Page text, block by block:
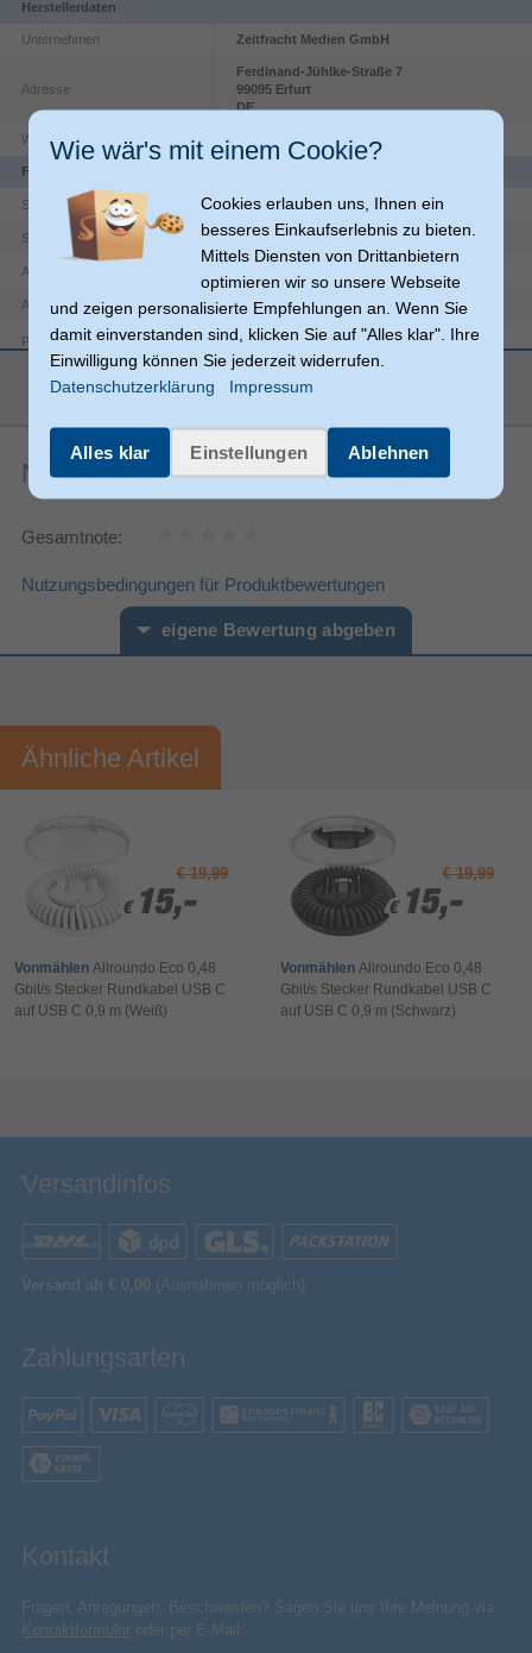
Herstellerdaten
Unternehmen Zeitfracht Medien GmbH
Adresse
Ferdinand-Jühlke-Straße 7
99095 Erfurt
DE
Website https://kolibri360.de/impressum/
Funktionen
Steckverbinder 1 Geschlecht Stecker
Steckverbinder 2 Geschlecht Stecker
Anschlüsse
Anschluss 2 Micro-USB A
Produktfarbe Schwarz
Anschluss1 Formfaktor
Gewicht und Abmessungen
Kabellänge 3 m
Warentarifnummer (HS)
Verpackungsinformation
Karton mit Aufhänger
mehr anzeigen
Noch keine Artikelbewertungen
Gesamtnote:
Nutzungsbedingungen für Produktbewertungen
eigene Bewertung abgeben
Ihre Bewertung:
Ähnliche Artikel
€ 19,99
€ 15,-
€ 15,-
Vonmählen Allroundo Eco 0,48
Gbit/s Stecker Rundkabel USB C
auf USB C 0,9 m (Weiß)
€ 19,99
€ 15,-
€ 15,-
Vonmählen Allroundo Eco 0,48
Gbit/s Stecker Rundkabel USB C
auf USB C 0,9 m (Schwarz)
Versandinfos
Versand ab € 0,00 (Ausnahmen möglich)
Zahlungsarten
Kontakt
Fragen, Anregungen, Beschwerden? Sagen Sie uns Ihre Meinung via
Kontaktformular oder per E-Mail:
Wie wär's mit einem Cookie?
Cookies erlauben uns, Ihnen ein
besseres Einkaufserlebnis zu bieten.
Mittels Diensten von Drittanbietern
optimieren wir so unsere Webseite
und zeigen personalisierte Empfehlungen an. Wenn Sie
damit einverstanden sind, klicken Sie auf "Alles klar". Ihre
Einwilligung können Sie jederzeit widerrufen.
Datenschutzerklärung
Impressum
Alles klar Einstellungen Ablehnen